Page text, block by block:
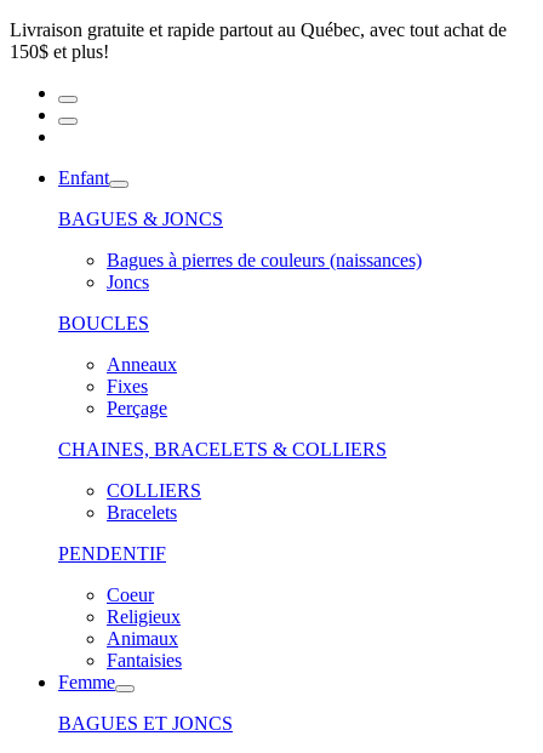
Livraison gratuite et rapide partout au Québec, avec tout achat de
150$ et plus!
Enfant
BAGUES & JONCS
Bagues à pierres de couleurs (naissances)
Joncs
BOUCLES
Anneaux
Fixes
Perçage
CHAINES, BRACELETS & COLLIERS
COLLIERS
Bracelets
PENDENTIF
Coeur
Religieux
Animaux
Fantaisies
Femme
BAGUES ET JONCS